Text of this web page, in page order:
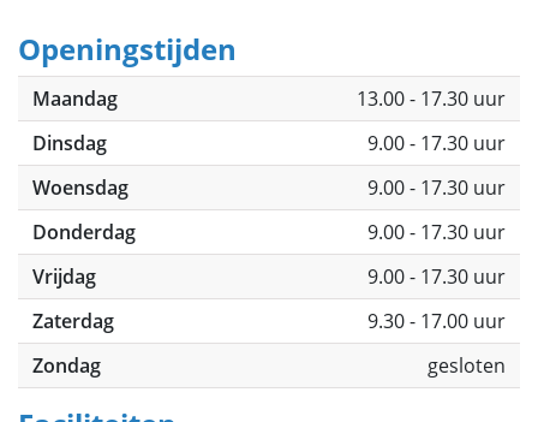
Openingstijden
Maandag
13.00 - 17.30 uur
Dinsdag
9.00 - 17.30 uur
Woensdag
9.00 - 17.30 uur
Donderdag
9.00 - 17.30 uur
Vrijdag
9.00 - 17.30 uur
Zaterdag
9.30 - 17.00 uur
Zondag
gesloten